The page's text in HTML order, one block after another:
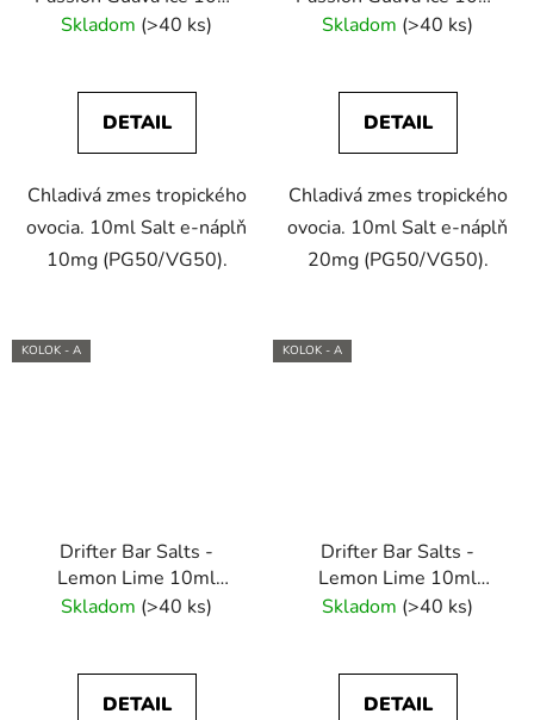
(10mg) e-liquid
Skladom (>40 ks)
DETAIL
Chladivá zmes tropického
ovocia. 10ml Salt e-náplň
10mg (PG50/VG50).
(20mg) e-liquid
Skladom (>40 ks)
DETAIL
Chladivá zmes tropického
ovocia. 10ml Salt e-náplň
20mg (PG50/VG50).
KOLOK - A
Drifter Bar Salts -
Lemon Lime 10ml
(10mg) e-liquid
Skladom (>40 ks)
DETAIL
KOLOK - A
Drifter Bar Salts -
Lemon Lime 10ml
(20mg) e-liquid
Skladom (>40 ks)
DETAIL